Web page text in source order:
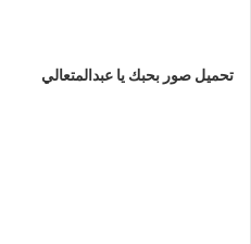
تحميل صور بحبك يا عبدالمتعالي